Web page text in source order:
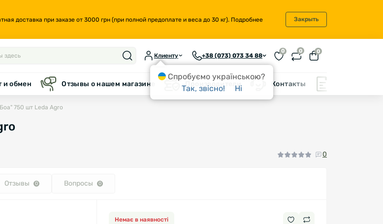
доставка при заказе от 3000 грн (при полной предоплате и веса до 30 кг). Подробнее Закрыть
Клиенту +38 (073) 073 34 88
0 0 0
и обмен Отзывы о нашем магазине Производители Контакты
750 шт Leda Agro
0
Отзывы 0 Вопросы 0
Немає в наявності
Спробуємо українською?
Так, звісно!
Ні